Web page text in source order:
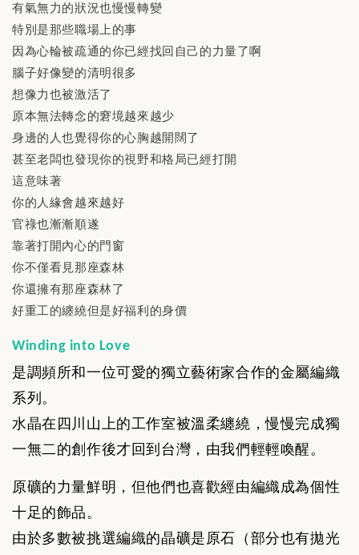
有氣無力的狀況也慢慢轉變
特別是那些職場上的事
因為心輪被疏通的你已經找回自己的力量了啊
腦子好像變的清明很多
想像力也被激活了
原本無法轉念的窘境越來越少
身邊的人也覺得你的心胸越開闊了
甚至老闆也發現你的視野和格局已經打開
這意味著
你的人緣會越來越好
官祿也漸漸順遂
靠著打開內心的門窗
你不僅看見那座森林
你還擁有那座森林了
好重工的纏繞但是好福利的身價
Winding into Love
是調頻所和一位可愛的獨立藝術家合作的金屬編織
系列。
水晶在四川山上的工作室被溫柔纏繞，慢慢完成獨
一無二的創作後才回到台灣，由我們輕輕喚醒。
原礦的力量鮮明，但他們也喜歡經由編織成為個性
十足的飾品。
由於多數被挑選編織的晶礦是原石（部分也有拋光